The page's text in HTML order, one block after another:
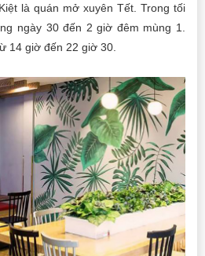
là quán mở xuyên Tết. Trong tối
ngày 30 đến 2 giờ đêm mùng 1.
14 giờ đến 22 giờ 30.